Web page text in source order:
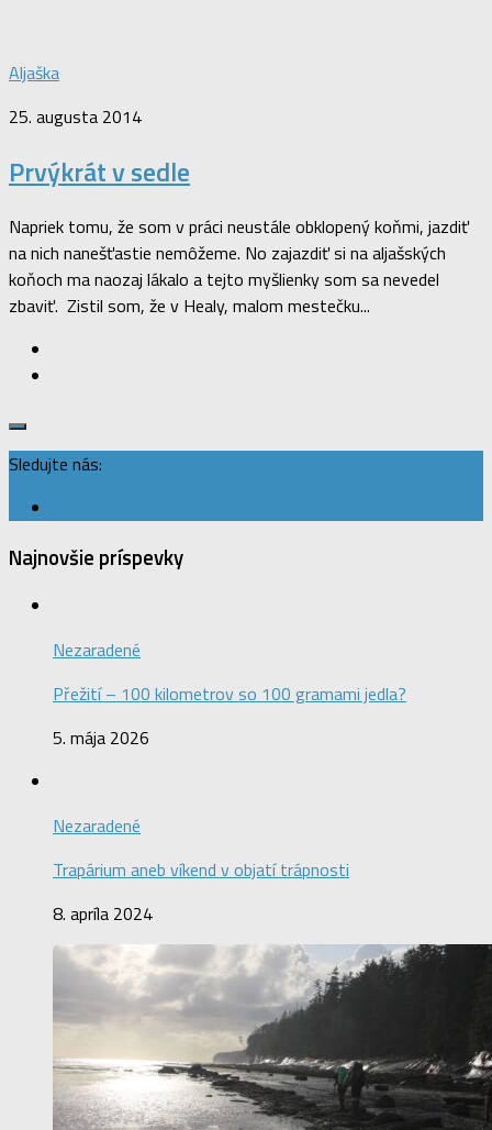
Aljaška
25. augusta 2014
Prvýkrát v sedle
Napriek tomu, že som v práci neustále obklopený koňmi, jazdiť
na nich nanešťastie nemôžeme. No zajazdiť si na aljašských
koňoch ma naozaj lákalo a tejto myšlienky som sa nevedel
zbaviť. Zistil som, že v Healy, malom mestečku...
Sledujte nás:
Najnovšie príspevky
Nezaradené
Přežití – 100 kilometrov so 100 gramami jedla?
5. mája 2026
Nezaradené
Trapárium aneb víkend v objatí trápnosti
8. apríla 2024